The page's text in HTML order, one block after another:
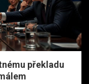
překladu